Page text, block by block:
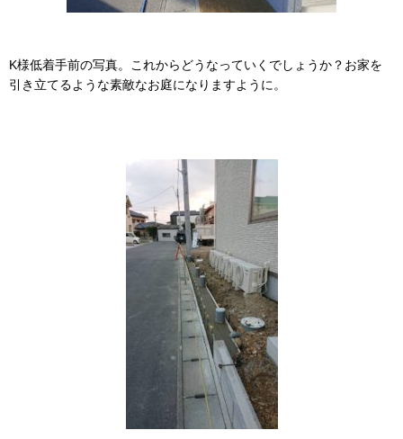
K様低着手前の写真。これからどうなっていくでしょうか？お家を
引き立てるような素敵なお庭になりますように。